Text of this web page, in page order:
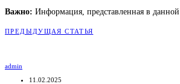
Важно: Информация, представленная в данной
ПРЕДЫДУЩАЯ СТАТЬЯ
admin
11.02.2025